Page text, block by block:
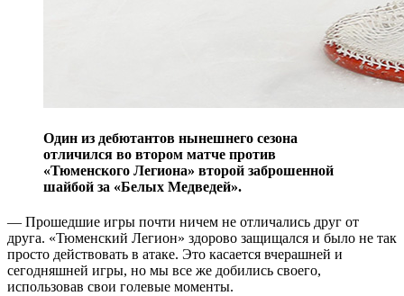
Один из дебютантов нынешнего сезона
отличился во втором матче против
«Тюменского Легиона» второй заброшенной
шайбой за «Белых Медведей».
— Прошедшие игры почти ничем не отличались друг от
друга. «Тюменский Легион» здорово защищался и было не так
просто действовать в атаке. Это касается вчерашней и
сегодняшней игры, но мы все же добились своего,
использовав свои голевые моменты.